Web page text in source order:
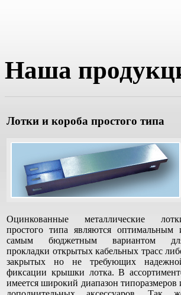
Наша
Лотки и короба простого типа
Оцинкованные металлические
простого типа являются оптимальным
самым бюджетным вариантом
прокладки открытых кабельных трасс
закрытых но не требующих
фиксации крышки лотка. В
имеется широкий диапазон типоразмеров